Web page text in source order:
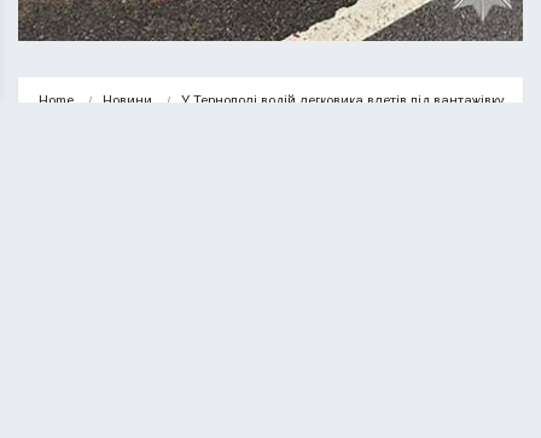
Home Новини У Тернополі водій легковика влетів під вантажівку